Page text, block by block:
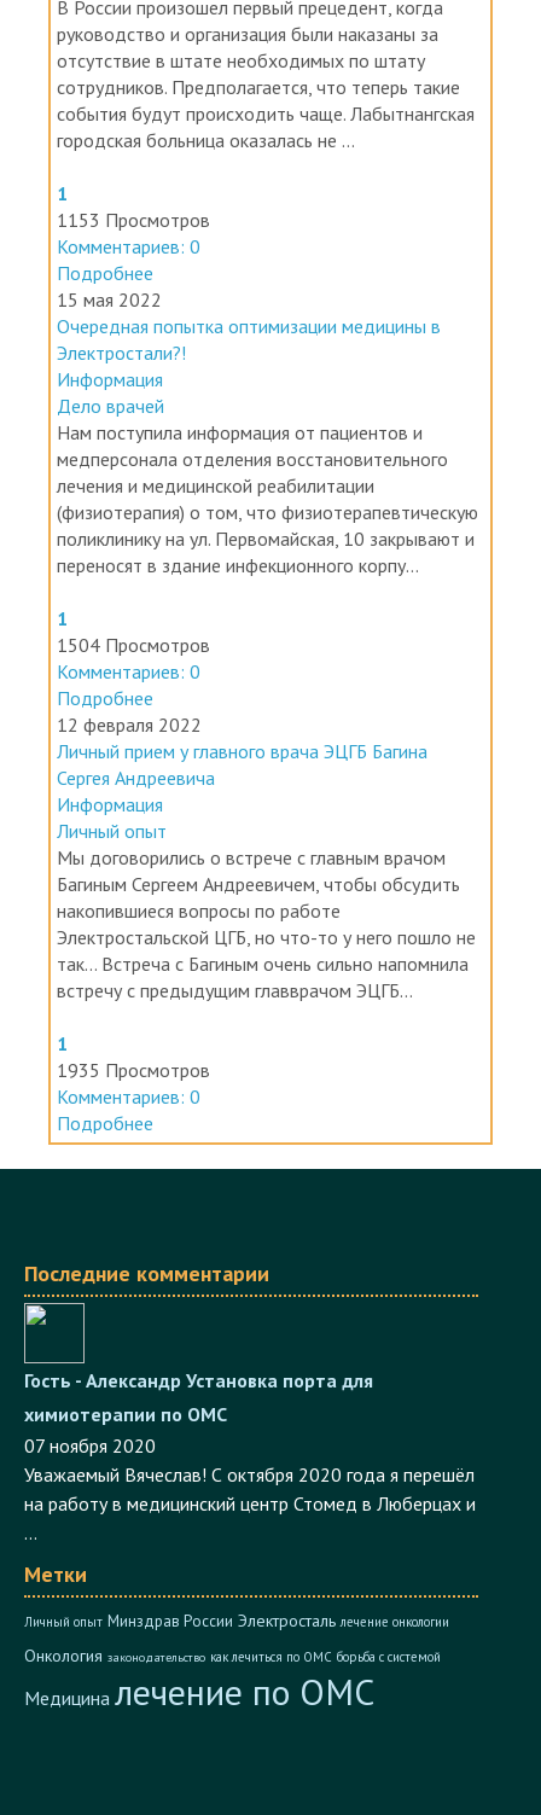
В России произошел первый прецедент, когда
руководство и организация были наказаны за
отсутствие в штате необходимых по штату
сотрудников. Предполагается, что теперь такие
события будут происходить чаще. Лабытнангская
городская больница оказалась не ...
1
1153 Просмотров
Комментариев: 0
Подробнее
15 мая 2022
Очередная попытка оптимизации медицины в
Электростали?!
Информация
Дело врачей
Нам поступила информация от пациентов и
медперсонала отделения восстановительного
лечения и медицинской реабилитации
(физиотерапия) о том, что физиотерапевтическую
поликлинику на ул. Первомайская, 10 закрывают и
переносят в здание инфекционного корпу...
1
1504 Просмотров
Комментариев: 0
Подробнее
12 февраля 2022
Личный прием у главного врача ЭЦГБ Багина
Сергея Андреевича
Информация
Личный опыт
Мы договорились о встрече с главным врачом
Багиным Сергеем Андреевичем, чтобы обсудить
накопившиеся вопросы по работе
Электростальской ЦГБ, но что-то у него пошло не
так... Встреча с Багиным очень сильно напомнила
встречу с предыдущим главврачом ЭЦГБ...
1
1935 Просмотров
Комментариев: 0
Подробнее
Последние комментарии
Гость - Александр Установка порта для
химиотерапии по ОМС
07 ноября 2020
Уважаемый Вячеслав! С октября 2020 года я перешёл
на работу в медицинский центр Стомед в Люберцах и
...
Метки
Личный опыт Минздрав России Электросталь лечение онкологии
Онкология законодательство как лечиться по ОМС борьба с системой
Медицина лечение по ОМС